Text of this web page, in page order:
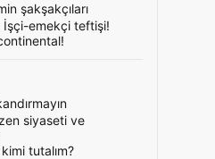
şakşakçıları
İşçi-emekçi teftişi!
siyaseti ve
tutalım?